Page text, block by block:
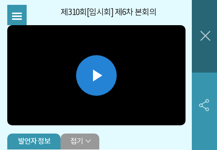
제310회[임시회] 제6차 본회의
Play
Video
발언자 정보 접기